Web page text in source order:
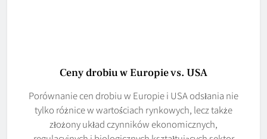
Ceny drobiu w Europie vs. USA
Porównanie cen drobiu w Europie i USA odsłania nie
tylko różnice w wartościach rynkowych, lecz także
złożony układ czynników ekonomicznych,